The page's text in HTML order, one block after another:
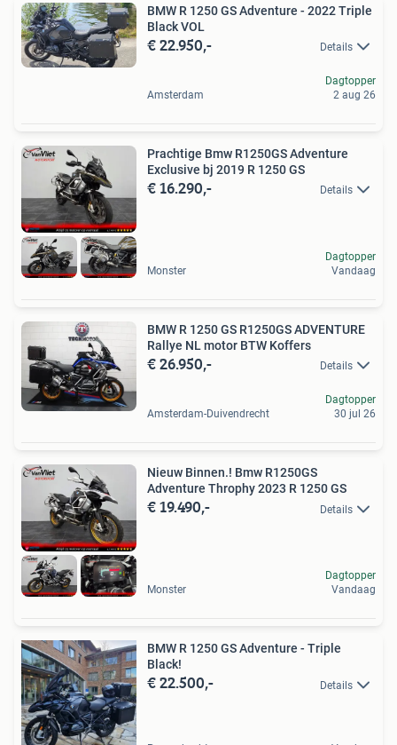
BMW R 1250 GS Adventure - 2022 Triple
Black VOL
€ 22.950,- Details
Amsterdam
Dagtopper
2 aug 26
Prachtige Bmw R1250GS Adventure
Exclusive bj 2019 R 1250 GS
€ 16.290,- Details
Monster
Dagtopper
Vandaag
BMW R 1250 GS R1250GS ADVENTURE
Rallye NL motor BTW Koffers
€ 26.950,- Details
Amsterdam-Duivendrecht
Dagtopper
30 jul 26
Nieuw Binnen.! Bmw R1250GS
Adventure Throphy 2023 R 1250 GS
€ 19.490,- Details
Monster
Dagtopper
Vandaag
BMW R 1250 GS Adventure - Triple
Black!
€ 22.500,- Details